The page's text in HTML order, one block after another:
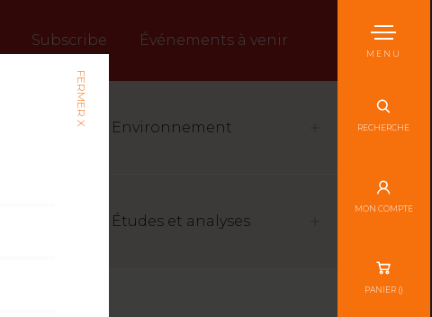
Subscribe Événements à venir
MENU
RECHERCHE
MON COMPTE
PANIER ()
Environnement
Études et analyses
FERMER X